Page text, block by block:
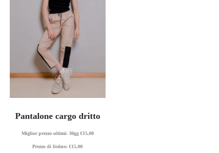
Pantalone cargo dritto
Miglior prezzo ultimi: 30gg €15,00
Prezzo di listino:€15,00